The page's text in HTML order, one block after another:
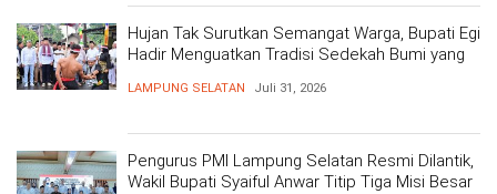
Hujan Tak Surutkan Semangat Warga, Bupati Egi
Hadir Menguatkan Tradisi Sedekah Bumi yang
LAMPUNG SELATAN Juli 31, 2026
Pengurus PMI Lampung Selatan Resmi Dilantik,
Wakil Bupati Syaiful Anwar Titip Tiga Misi Besar